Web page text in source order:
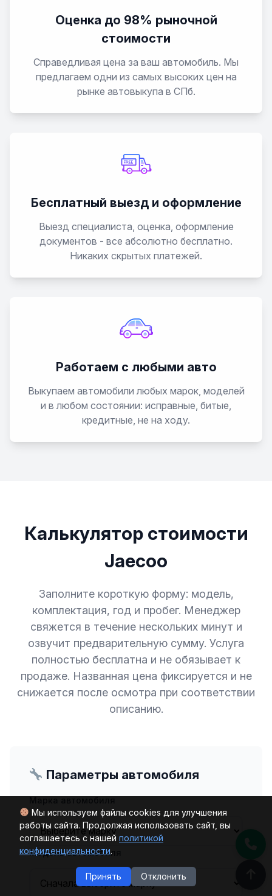
Мы используем файлы cookies для улучшения
работы сайта. Продолжая использовать сайт, вы
соглашаетесь с нашей политикой
конфиденциальности.
Принять Отклонить
Оценка до 98% рыночной
стоимости
Справедливая цена за ваш автомобиль. Мы
предлагаем одни из самых высоких цен на
рынке автовыкупа в СПб.
Бесплатный выезд и оформление
Выезд специалиста, оценка, оформление
документов - все абсолютно бесплатно.
Никаких скрытых платежей.
Работаем с любыми авто
Выкупаем автомобили любых марок, моделей
и в любом состоянии: исправные, битые,
кредитные, не на ходу.
Калькулятор стоимости
Jaecoo
Заполните короткую форму: модель,
комплектация, год и пробег. Менеджер
свяжется в течение нескольких минут и
озвучит предварительную сумму. Услуга
полностью бесплатна и не обязывает к
продаже. Названная цена фиксируется и не
снижается после осмотра при соответствии
описанию.
Параметры автомобиля
Модель автомобиля